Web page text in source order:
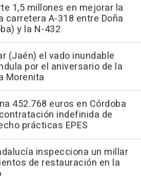
1,5 millones en mejorar la
carretera A-318 entre Doña
y la N-432
(Jaén) el vado inundable
por el aniversario de la
Morenita
452.768 euros en Córdoba
indefinida de
prácticas EPES
inspecciona un millar
de restauración en la